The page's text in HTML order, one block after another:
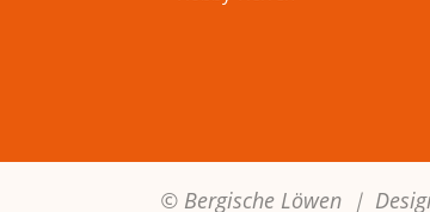
© Bergische Löwen ｜